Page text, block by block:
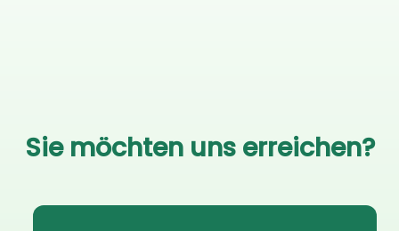
Sie möchten uns erreichen?